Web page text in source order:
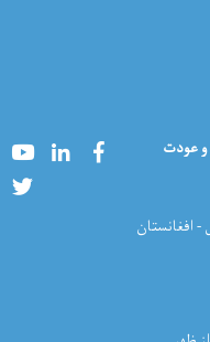
و عودت YoutubeLinkedInFacebook
- افغانستان